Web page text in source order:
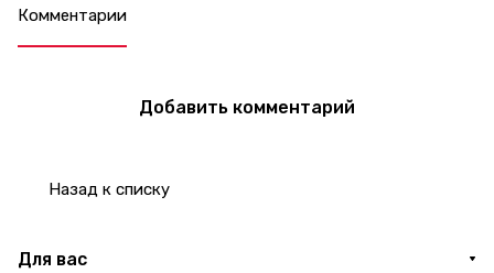
Комментарии
Добавить комментарий
Назад к списку
Для вас